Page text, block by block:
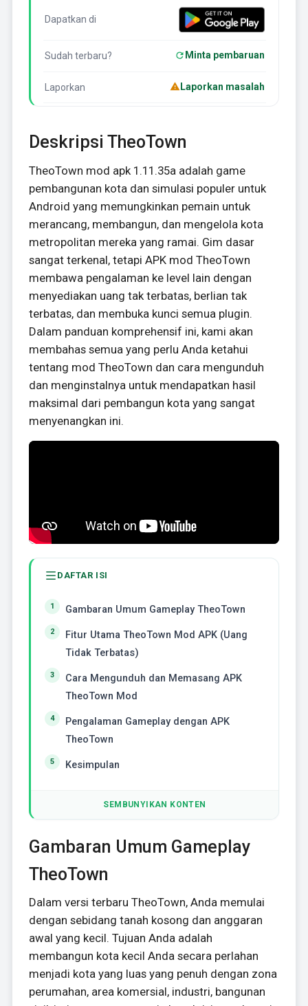
Dapatkan di
Sudah terbaru? Minta pembaruan
Laporkan Laporkan masalah
Deskripsi TheoTown
TheoTown mod apk 1.11.35a adalah game
pembangunan kota dan simulasi populer untuk
Android yang memungkinkan pemain untuk
merancang, membangun, dan mengelola kota
metropolitan mereka yang ramai. Gim dasar
sangat terkenal, tetapi APK mod TheoTown
membawa pengalaman ke level lain dengan
menyediakan uang tak terbatas, berlian tak
terbatas, dan membuka kunci semua plugin.
Dalam panduan komprehensif ini, kami akan
membahas semua yang perlu Anda ketahui
tentang mod TheoTown dan cara mengunduh
dan menginstalnya untuk mendapatkan hasil
maksimal dari pembangun kota yang sangat
menyenangkan ini.
DAFTAR ISI
Gambaran Umum Gameplay TheoTown
Fitur Utama TheoTown Mod APK (Uang
Tidak Terbatas)
Cara Mengunduh dan Memasang APK
TheoTown Mod
Pengalaman Gameplay dengan APK
TheoTown
Kesimpulan
SEMBUNYIKAN KONTEN
Gambaran Umum Gameplay
TheoTown
Dalam versi terbaru TheoTown, Anda memulai
dengan sebidang tanah kosong dan anggaran
awal yang kecil. Tujuan Anda adalah
membangun kota kecil Anda secara perlahan
menjadi kota yang luas yang penuh dengan zona
perumahan, area komersial, industri, bangunan